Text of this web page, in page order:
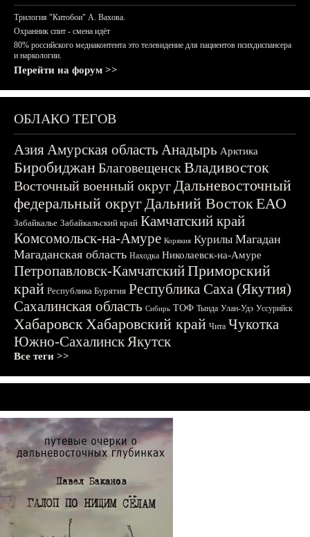
Трилогия "Китобои" А. Вахова.
Охранник спит - смена идёт
80% российского медиаконтента это телевидение для пациентов психдиспансера
и наркологии.
Перейти на форум >>
ОБЛАКО ТЕГОВ
АзияАмурская область Анадырь Арктика
БиробиджанБлаговещенскВладивосток
Восточный военный округДальневосточный
федеральный округДальний ВостокЕАО
Забайкалье Забайкальский край Камчатский край
Комсомольск-на-Амуре Корякия Курилы Магадан
Магаданская область Находка Николаевск-на-Амуре
Петропавловск-КамчатскийПриморский
край Республика Бурятия Республика Саха (Якутия)
Сахалинская область Сибирь ТОФ Тында Улан-Удэ Уссурийск
ХабаровскХабаровский край Чита Чукотка
Южно-СахалинскЯкутск
Все теги >>